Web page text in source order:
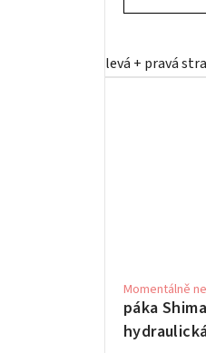
levá + pravá
páka
Momentálně